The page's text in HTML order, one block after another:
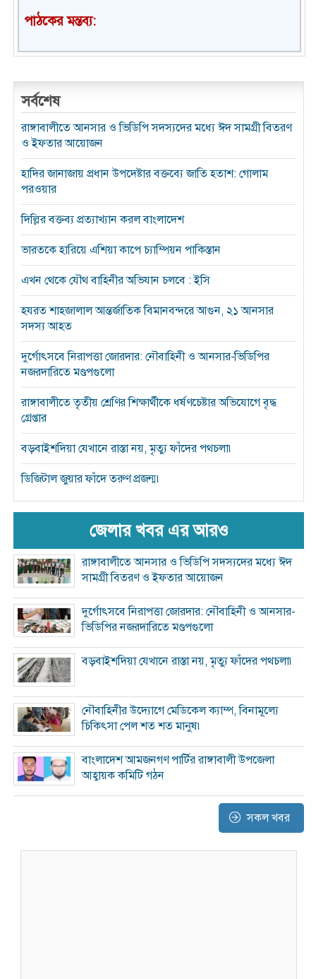
পাঠকের মন্তব্য:
সর্বশেষ
রাঙ্গাবালীতে আনসার ও ভিডিপি সদস্যদের মধ্যে ঈদ সামগ্রী বিতরণ
ও ইফতার আয়োজন
হাদির জানাজায় প্রধান উপদেষ্টার বক্তব্যে জাতি হতাশ: গোলাম
পরওয়ার
দিল্লির বক্তব্য প্রত্যাখ্যান করল বাংলাদেশ
ভারতকে হারিয়ে এশিয়া কাপে চ্যাম্পিয়ন পাকিস্তান
এখন থেকে যৌথ বাহিনীর অভিযান চলবে : ইসি
হযরত শাহজালাল আন্তর্জাতিক বিমানবন্দরে আগুন, ২১ আনসার
সদস্য আহত
দুর্গোৎসবে নিরাপত্তা জোরদার: নৌবাহিনী ও আনসার-ভিডিপির
নজরদারিতে মণ্ডপগুলো
রাঙ্গাবালীতে তৃতীয় শ্রেণির শিক্ষার্থীকে ধর্ষণচেষ্টার অভিযোগে বৃদ্ধ
গ্রেপ্তার
বড়বাইশদিয়া যেখানে রাস্তা নয়, মৃত্যু ফাঁদের পথচলা৷
ডিজিটাল জুয়ার ফাঁদে তরুণ প্রজন্ম৷
জেলার খবর এর আরও
রাঙ্গাবালীতে আনসার ও ভিডিপি সদস্যদের মধ্যে ঈদ
সামগ্রী বিতরণ ও ইফতার আয়োজন
দুর্গোৎসবে নিরাপত্তা জোরদার: নৌবাহিনী ও আনসার-
ভিডিপির নজরদারিতে মণ্ডপগুলো
বড়বাইশদিয়া যেখানে রাস্তা নয়, মৃত্যু ফাঁদের পথচলা৷
নৌবাহিনীর উদ্যোগে মেডিকেল ক্যাম্প, বিনামূল্যে
চিকিৎসা পেল শত শত মানুষ৷
বাংলাদেশ আমজনগণ পার্টির রাঙ্গাবালী উপজেলা
আহ্বায়ক কমিটি গঠন
সকল খবর